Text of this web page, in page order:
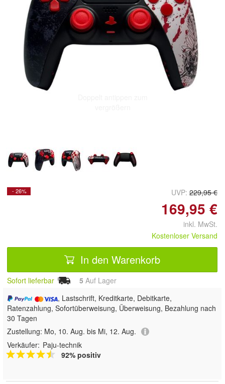
- 26% UVP: 229,95 €
169,95 €
inkl. MwSt.
Kostenloser Versand
In den Warenkorb
Sofort lieferbar 5 Auf Lager
, Lastschrift, Kreditkarte, Debitkarte,
Ratenzahlung, Sofortüberweisung, Überweisung, Bezahlung nach
30 Tagen
Zustellung: Mo, 10. Aug. bis Mi, 12. Aug.
Verkäufer: Paju-technik
92% positiv